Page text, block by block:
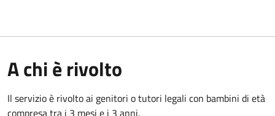
A chi è rivolto
Il servizio è rivolto ai genitori o tutori legali con bambini di età
compresa tra i 3 mesi e i 3 anni.